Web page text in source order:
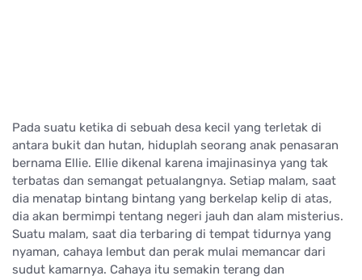
Pada suatu ketika di sebuah desa kecil yang terletak di
antara bukit dan hutan, hiduplah seorang anak penasaran
bernama Ellie. Ellie dikenal karena imajinasinya yang tak
terbatas dan semangat petualangnya. Setiap malam, saat
dia menatap bintang bintang yang berkelap kelip di atas,
dia akan bermimpi tentang negeri jauh dan alam misterius.
Suatu malam, saat dia terbaring di tempat tidurnya yang
nyaman, cahaya lembut dan perak mulai memancar dari
sudut kamarnya. Cahaya itu semakin terang dan